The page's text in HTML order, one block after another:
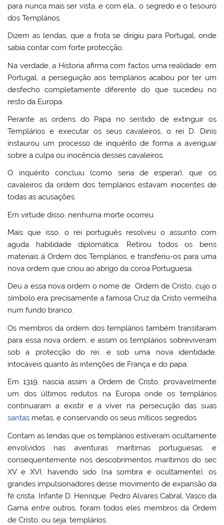
para nunca mais ser vista, e com ela… o segredo e o tesouro
dos Templários.
Dizem as lendas, que a frota se dirigiu para Portugal, onde
sabia contar com forte protecção.
Na verdade, a Historia afirma com factos uma realidade: em
Portugal, a perseguição aos templários acabou por ter um
desfecho completamente diferente do que sucedeu no
resto da Europa.
Perante as ordens do Papa no sentido de extinguir os
Templários e executar os seus cavaleiros, o rei D. Dinis
instaurou um processo de inquérito de forma a averiguar
sobre a culpa ou inocência desses cavaleiros.
O inquérito concluiu (como seria de esperar), que os
cavaleiros da ordem dos templários estavam inocentes de
todas as acusações.
Em virtude disso, nenhuma morte ocorreu.
Mais que isso, o rei português resolveu o assunto com
aguda habilidade diplomática: Retirou todos os bens
materiais á Ordem dos Templários, e transferiu-os para uma
nova ordem que criou ao abrigo da coroa Portuguesa.
Deu a essa nova ordem o nome de Ordem de Cristo, cujo o
símbolo era precisamente a famosa Cruz da Cristo vermelha
num fundo branco.
Os membros da ordem dos templários também transitaram
para essa nova ordem, e assim os templários sobreviveram
sob a protecção do rei, e sob uma nova identidade,
intocáveis quanto ás intenções de França e do papa.
Em 1319, nascia assim a Ordem de Cristo, provavelmente
um dos últimos redutos na Europa onde os templários
continuaram a existir e a viver na persecução das suas
santas metas, e conservando os seus míticos segredos.
Contam as lendas que os templários estiveram ocultamente
envolvidos nas aventuras marítimas portuguesas, e
consequentemente nos descobrimentos marítimos do sec
XV e XVI, havendo sido (na sombra e ocultamente), os
grandes impulsionadores desse movimento de expansão da
fé crista. Infante D. Henrique, Pedro Alvares Cabral, Vasco da
Gama entre outros, foram todos eles membros da Ordem
de Cristo, ou seja: templários.